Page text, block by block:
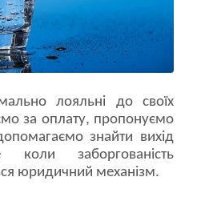
лояльні до своїх
за оплату, пропонуємо
знайти вихід
коли заборгованість
юридичний механізм.